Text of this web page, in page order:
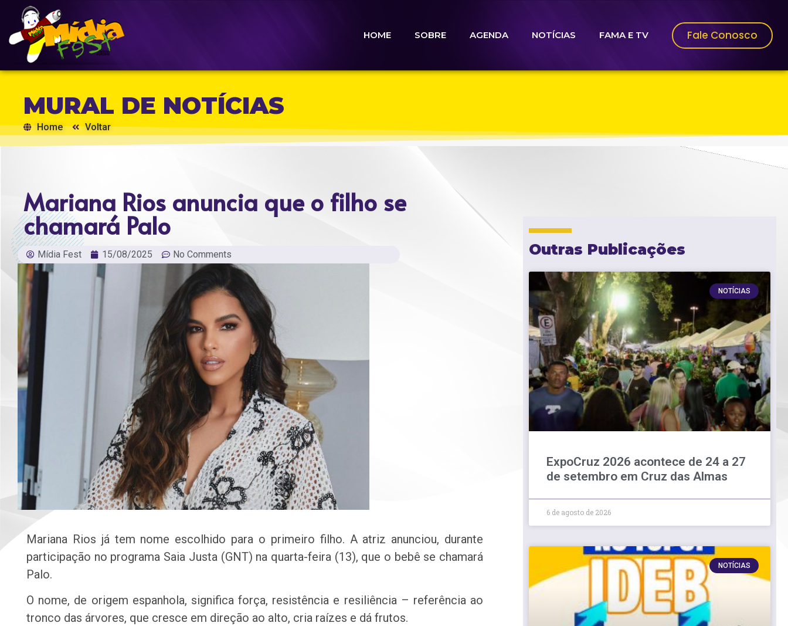
HOME SOBRE AGENDA NOTÍCIAS FAMA E TV Fale Conosco
MURAL DE NOTÍCIAS
Home Voltar
Mariana Rios anuncia que o filho se
chamará Palo
Mídia Fest 15/08/2025 No Comments
Mariana Rios já tem nome escolhido para o primeiro filho. A atriz anunciou, durante
participação no programa Saia Justa (GNT) na quarta-feira (13), que o bebê se chamará
Palo.
O nome, de origem espanhola, significa força, resistência e resiliência – referência ao
tronco das árvores, que cresce em direção ao alto, cria raízes e dá frutos.
Outras Publicações
NOTÍCIAS
ExpoCruz 2026 acontece de 24 a 27
de setembro em Cruz das Almas
6 de agosto de 2026
NOTÍCIAS